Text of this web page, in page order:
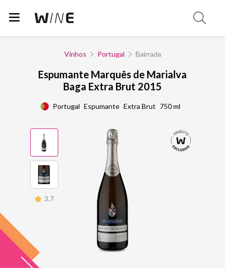
Vinhos Portugal Bairrada
Espumante Marquês de Marialva
Baga Extra Brut 2015
Portugal Espumante Extra Brut 750 ml
3.7